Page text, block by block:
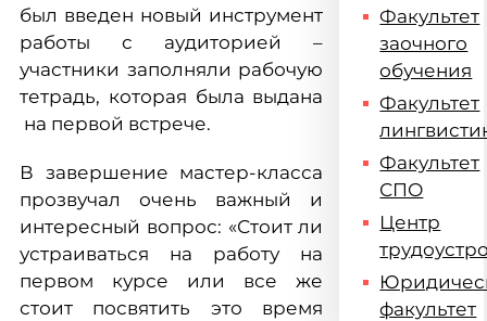
был введен новый инструмент
работы с аудиторией –
участники заполняли рабочую
тетрадь, которая была выдана
на первой встрече.
В завершение мастер-класса
прозвучал очень важный и
интересный вопрос: «Стоит ли
устраиваться на работу на
первом курсе или все же
стоит посвятить это время
Факультет
заочного
обучения
Факультет
Факультет
СПО
Центр
факультет